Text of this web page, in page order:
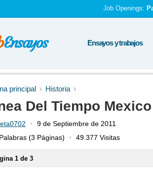
Job Openings:
Ensayos y trabajos
principal Historia
Del Tiempo Mexico
9 de Septiembre de 2011
(3 Páginas) 49.377 Visitas
1 de 3